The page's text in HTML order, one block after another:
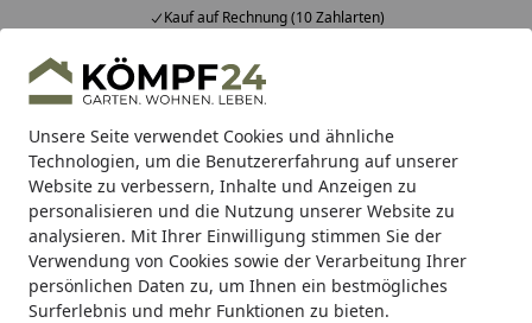
Unsere Seite verwendet Cookies und ähnliche
Technologien, um die Benutzererfahrung auf unserer
Website zu verbessern, Inhalte und Anzeigen zu
personalisieren und die Nutzung unserer Website zu
analysieren. Mit Ihrer Einwilligung stimmen Sie der
Verwendung von Cookies sowie der Verarbeitung Ihrer
persönlichen Daten zu, um Ihnen ein bestmögliches
Surferlebnis und mehr Funktionen zu bieten.
Kauf auf Rechnung (10 Zahlarten)
Alle Produkte
Mein Konto
Suchen
Startseite
BTR Born to Ride BTR Zentralständer BTR
Adapterplatte für Ducati Monster
S4RS 06-08